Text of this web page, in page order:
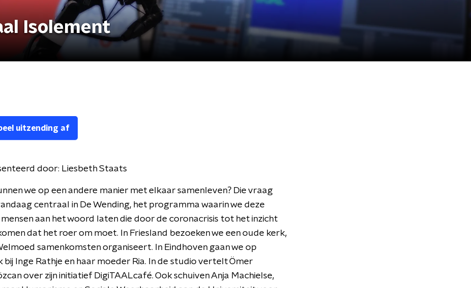
Isolement
uitzending af
door: Liesbeth Staats
we op een andere manier met elkaar samenleven? Die vraag
centraal in De Wending, het programma waarin we deze
aan het woord laten die door de coronacrisis tot het inzicht
dat het roer om moet. In Friesland bezoeken we een oude kerk,
samenkomsten organiseert. In Eindhoven gaan we op
bij Inge Rathje en haar moeder Ria. In de studio vertelt Ömer
over zijn initiatief DigiTAALcafé. Ook schuiven Anja Machielse,